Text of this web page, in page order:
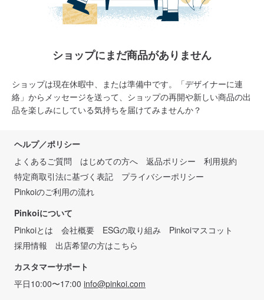
ショップにまだ商品がありません
ショップは現在休暇中、または準備中です。「デザイナーに連
絡」からメッセージを送って、ショップの再開や新しい商品の出
品を楽しみにしている気持ちを届けてみませんか？
ヘルプ／ポリシー
よくあるご質問
はじめての方へ 返品ポリシー
利用規約
特定商取引法に基づく表記
プライバシーポリシー
Pinkoiのご利用の流れ
Pinkoiについて
Pinkoiとは
会社概要 ESGの取り組み
Pinkoiマスコット
採用情報
出店希望の方はこちら
カスタマーサポート
平日10:00〜17:00 info@pinkoi.com